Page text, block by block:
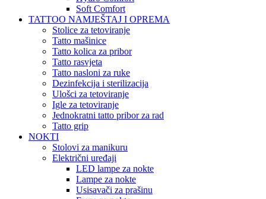
Soft Comfort
TATTOO NAMJEŠTAJ I OPREMA
Stolice za tetoviranje
Tatto mašinice
Tatto kolica za pribor
Tatto rasvjeta
Tatto nasloni za ruke
Dezinfekcija i sterilizacija
Ulošci za tetoviranje
Igle za tetoviranje
Jednokratni tatto pribor za rad
Tatto grip
NOKTI
Stolovi za manikuru
Električni uređaji
LED lampe za nokte
Lampe za nokte
Usisavači za prašinu